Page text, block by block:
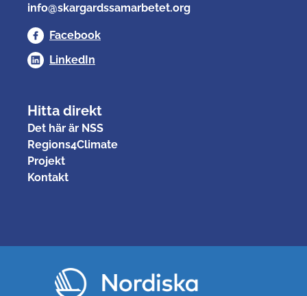
info@skargardssamarbetet.org
Facebook
LinkedIn
Hitta direkt
Det här är NSS
Regions4Climate
Projekt
Kontakt